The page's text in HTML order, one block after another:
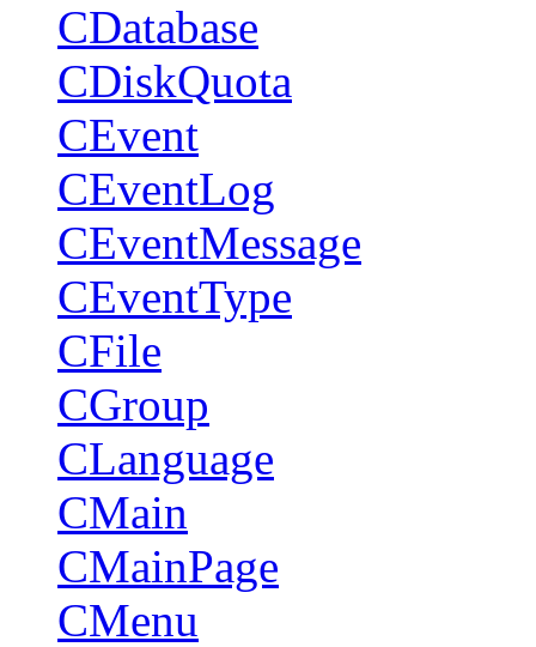
CDatabase
CDiskQuota
CEvent
CEventLog
CEventMessage
CEventType
CFile
CGroup
CLanguage
CMain
CMainPage
CMenu